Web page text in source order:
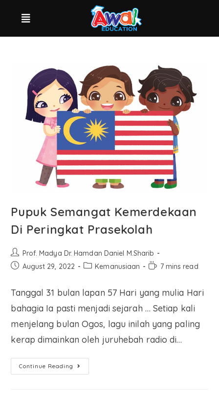
Pupuk Semangat Kemerdekaan
Di Peringkat Prasekolah
Prof. Madya Dr. Hamdan Daniel M.Sharib
August 29, 2022
Kemanusiaan 7 mins read
Tanggal 31 bulan lapan 57 Hari yang mulia Hari
bahagia Ia pasti menjadi sejarah … Setiap kali
menjelang bulan Ogos, lagu inilah yang paling
kerap dimainkan oleh juruhebah radio di…
Continue Reading